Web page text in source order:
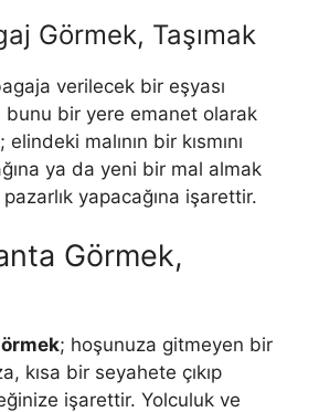
Görmek, Taşımak
verilecek bir eşyası
bunu bir yere emanet olarak
elindeki malının bir kısmını
ya da yeni bir mal almak
yapacağına işarettir.
Görmek,
; hoşunuza gitmeyen bir
kısa bir seyahete çıkıp
işarettir. Yolculuk ve